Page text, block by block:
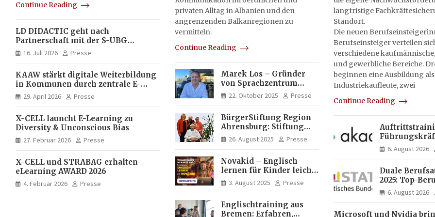
Continue Reading
LD DIDACTIC geht nach
Partnerschaft mit der S-UBG
vollständig in Unternehmerhand
16. Juli 2026 Presse
KAAW stärkt digitale Weiterbildung
in Kommunen durch zentrale E-
Learning Plattform von X-CELL
29. April 2026 Presse
X-CELL launcht E-Learning zu
Diversity & Unconscious Bias
27. Februar 2026 Presse
X-CELL und STRABAG erhalten
eLearning AWARD 2026
4. Februar 2026 Presse
privaten Alltag in Albanien und den
angrenzenden Balkanregionen zu
vermitteln.
Continue Reading
Marek Los – Gründer
von Sprachzentrum
Moose, Moose Casa
Italia und Apartamento
Experte für Bildung und
Investitionen in
Brasilien
22. Oktober 2025 Presse
BürgerStiftung Region
Ahrensburg: Stiftung
Dietrich+Gudrun Maaß
fördert
Frauen
26. August 2025 Presse
Novakid – Englisch
lernen für Kinder leicht
gemacht
3. August 2025 Presse
Englischtraining aus
Bremen: Erfahren,
langfristige
Standort.
Die neuen
Berufseinsteiger verteilen
verschiedene
und gewerbliche Bereiche.
beginnen eine Ausbildung als
Industriekaufleute, zwei
Continue Reading
Akademie
6. August 2026
Duale
2025: Top-
Männern
6. August 2026
Microsoft und Nvidia